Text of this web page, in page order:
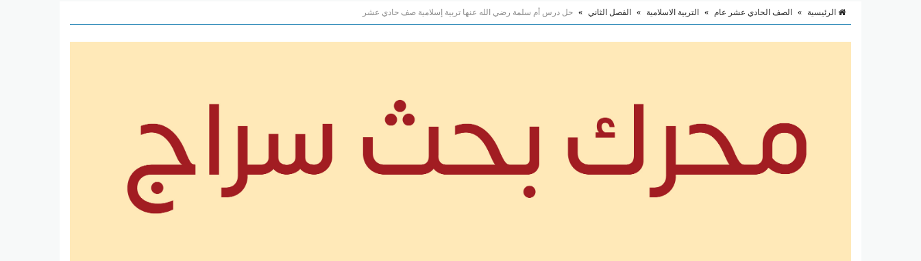
الرئيسية » الصف الحادي عشر عام » التربية الاسلامية » الفصل الثاني » حل درس أم سلمة رضي الله عنها تربية إسلامية صف حادي عشر